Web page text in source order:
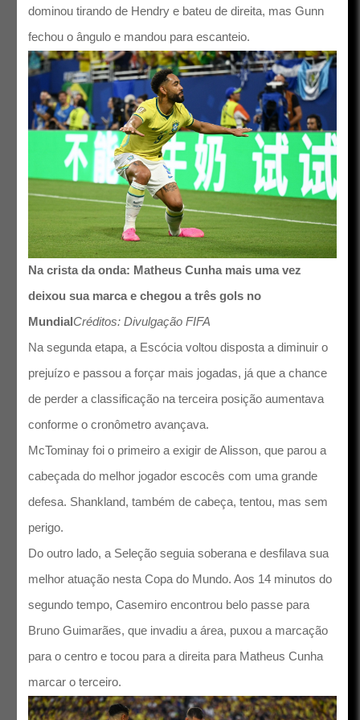
dominou tirando de Hendry e bateu de direita, mas Gunn
fechou o ângulo e mandou para escanteio.
Na crista da onda: Matheus Cunha mais uma vez
deixou sua marca e chegou a três gols no
MundialCréditos: Divulgação FIFA
Na segunda etapa, a Escócia voltou disposta a diminuir o
prejuízo e passou a forçar mais jogadas, já que a chance
de perder a classificação na terceira posição aumentava
conforme o cronômetro avançava.
McTominay foi o primeiro a exigir de Alisson, que parou a
cabeçada do melhor jogador escocês com uma grande
defesa. Shankland, também de cabeça, tentou, mas sem
perigo.
Do outro lado, a Seleção seguia soberana e desfilava sua
melhor atuação nesta Copa do Mundo. Aos 14 minutos do
segundo tempo, Casemiro encontrou belo passe para
Bruno Guimarães, que invadiu a área, puxou a marcação
para o centro e tocou para a direita para Matheus Cunha
marcar o terceiro.